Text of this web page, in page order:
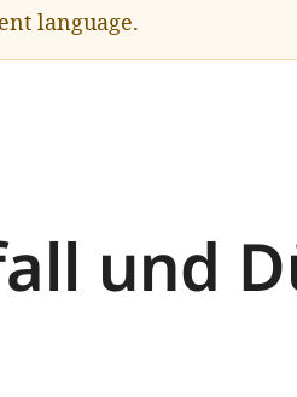
language.
und